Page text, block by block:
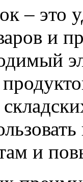
– это
и
и